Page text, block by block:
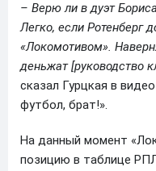
– Верю ли в дуэт
Легко, если Ротенберг
«Локомотивом».
деньжат [руководство
сказал Гурцкая в
футбол, брат!».
На данный момент
позицию в таблице